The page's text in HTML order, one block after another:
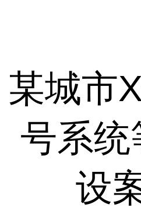
某城市
号系统
设